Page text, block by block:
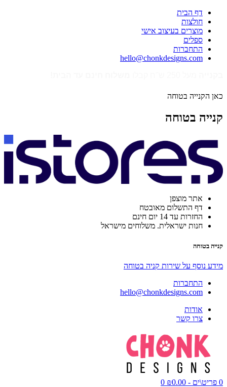
דף הבית
חולצות
מוצרים בעיצוב אישי
ספלים
התחברות
hello@chonkdesigns.com
כאן הקנייה בטוחה
קנייה בטוחה
אתר מוצפן
דף התשלום מאובטח
החזרות עד 14 יום חינם
חנות ישראלית. משלוחים מישראל
קנייה בטוחה
מידע נוסף על שירות קניה בטוחה
התחברות
hello@chonkdesigns.com
אודות
צרו קשר
0 פריט\ים - ₪0.00
0